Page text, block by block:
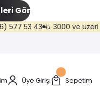
Gör
53 43 ₺ 3000 ve üzeri
Üye Girişi Sepetim